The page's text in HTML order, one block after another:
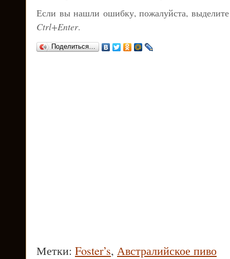
Если вы нашли ошибку, пожалуйста,
Ctrl+Enter.
Поделиться…
Метки: Foster’s, Австралийское пиво